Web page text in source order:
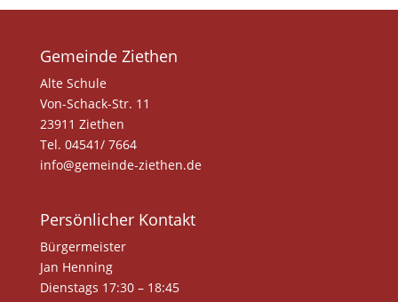
Gemeinde Ziethen
Alte Schule
Von-Schack-Str. 11
23911 Ziethen
Tel. 04541/ 7664
info@gemeinde-ziethen.de
Persönlicher Kontakt
Bürgermeister
Jan Henning
Dienstags 17:30 – 18:45